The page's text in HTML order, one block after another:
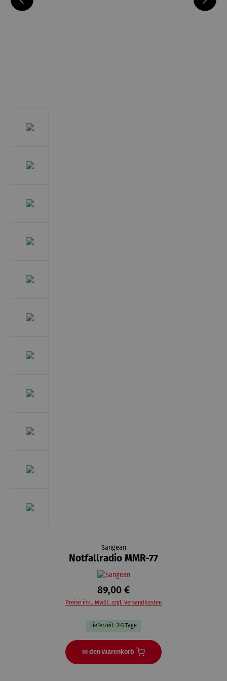
Sangean
Notfallradio MMR-77
89,00 €
Preise inkl. MwSt. zzgl. Versandkosten
Lieferzeit: 2-5 Tage
In den Warenkorb